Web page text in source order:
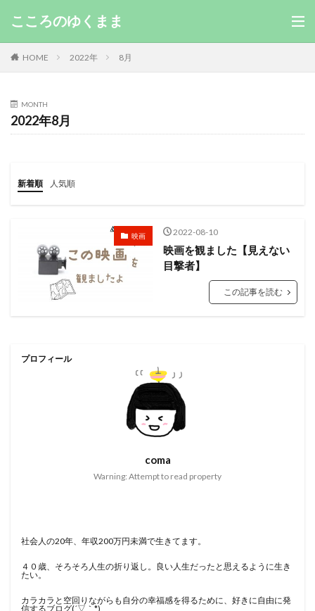
こころのゆくまま
HOME 2022年 8月
MONTH
2022年8月
新着順 人気順
映画 2022-08-10
映画を観ました【見えない
目撃者】
この記事を読む
プロフィール
coma
Warning: Attempt to read property
社会人の20年、年収200万円未満で生きてます。
４０歳、そろそろ人生の折り返し。良い人生だったと思えるように生き
たい。
カラカラと空回りながらも自分の幸福感を得るために、好きに自由に発
信するブログ(´▽｀*)